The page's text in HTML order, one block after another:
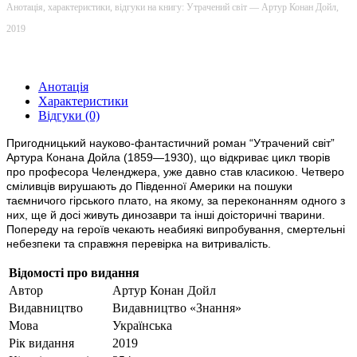
Анотація, характеристики, відгуки на книгу: Утрачений світ — Артур Конан Дойл,
2019
Анотація
Характеристики
Відгуки (0)
Пригодницький науково-фантастичний роман “Утрачений світ”
Артура Конана Дойла (1859—1930), що відкриває цикл творів
про професора Челенджера, уже давно став класикою. Четверо
сміливців вирушають до Південної Америки на пошуки
таємничого гірського плато, на якому, за переконанням одного з
них, ще й досі живуть динозаври та інші доісторичні тварини.
Попереду на героїв чекають неабиякі випробування, смертельні
небезпеки та справжня перевірка на витривалість.
Відомості про видання
Автор
Артур Конан Дойл
Видавництво
Видавництво «Знання»
Мова
Українська
Рік видання
2019